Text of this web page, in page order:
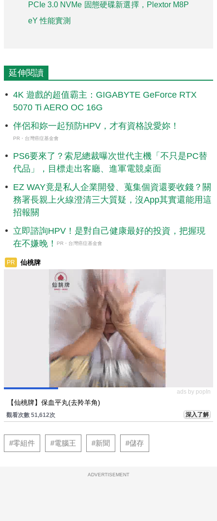
PCIe 3.0 NVMe 固態硬碟新選擇，Plextor M8P
eY 性能實測
延伸閱讀
4K 遊戲的超值霸主：GIGABYTE GeForce RTX
5070 Ti AERO OC 16G
伴侶和妳一起預防HPV，才有資格說愛妳！
PR・台灣癌症基金會
PS6要來了？索尼總裁曝次世代主機「不只是PC替
代品」，目標走出客廳、進軍電競桌面
EZ WAY竟是私人企業開發、蒐集個資還要收錢？關
務署長親上火線澄清三大質疑，沒App其實還能用這
招報關
立即諮詢HPV！是對自己健康最好的投資，把握現
在不嫌晚！
PR・台灣癌症基金會
PR 仙桃牌
ads by popIn
【仙桃牌】保血平丸(去羚羊角)
觀看次數 51,612次 深入了解
#零組件 #電腦王 #新聞 #儲存
ADVERTISEMENT